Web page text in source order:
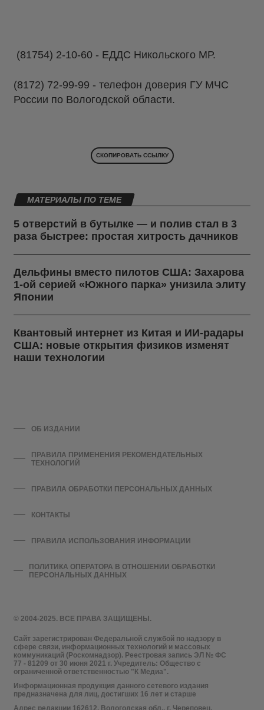
(81754) 2-10-60 - ЕДДС Никольского МР.
(8172) 72-99-99 - телефон доверия ГУ МЧС
России по Вологодской области.
СКОПИРОВАТЬ ССЫЛКУ
МАТЕРИАЛЫ ПО ТЕМЕ
5 отверстий в бутылке — и полив стал в 3
раза быстрее: простая хитрость дачников
Дельфины вместо пилотов США: Захарова
1-ой серией «Южного парка» унизила элиту
Японии
Квантовый интернет из Китая и ИИ-радары
США: новые открытия физиков изменят
наши технологии
© 2004-2025. ВСЕ ПРАВА ЗАЩИЩЕНЫ.
Сайт зарегистрирован Федеральной службой по надзору в
сфере связи, информационных технологий и массовых
коммуникаций (Роскомнадзор). Реестровая запись ЭЛ № ФС
77 - 81209 от 30 июня 2021 г. Учредитель: Общество с
ограниченной ответственностью "К Медиа".
Информационная продукция данного сетевого издания
предназначена для лиц, достигших 16 лет и старше
Адрес редакции 162612, Вологодская обл., г. Череповец,
ОБ ИЗДАНИИ
ПРАВИЛА ПРИМЕНЕНИЯ РЕКОМЕНДАТЕЛЬНЫХ
ТЕХНОЛОГИЙ
ПРАВИЛА ОБРАБОТКИ ПЕРСОНАЛЬНЫХ ДАННЫХ
КОНТАКТЫ
ПРАВИЛА ИСПОЛЬЗОВАНИЯ ИНФОРМАЦИИ
ПОЛИТИКА ОПЕРАТОРА В ОТНОШЕНИИ ОБРАБОТКИ
ПЕРСОНАЛЬНЫХ ДАННЫХ